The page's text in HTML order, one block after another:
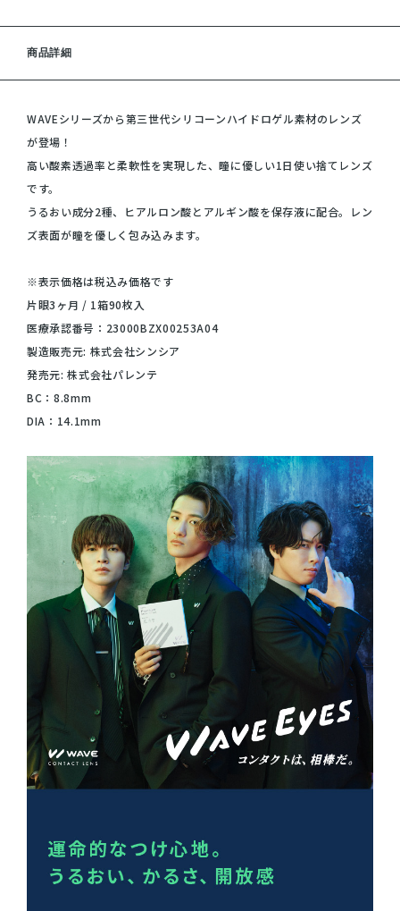
商品詳細
WAVEシリーズから第三世代シリコーンハイドロゲル素材のレンズ
が登場！
高い酸素透過率と柔軟性を実現した、瞳に優しい1日使い捨てレンズ
です。
うるおい成分2種、ヒアルロン酸とアルギン酸を保存液に配合。レン
ズ表面が瞳を優しく包み込みます。
※表示価格は税込み価格です
片眼3ヶ月 / 1箱90枚入
医療承認番号：23000BZX00253A04
製造販売元: 株式会社シンシア
発売元: 株式会社パレンテ
BC：8.8mm
DIA：14.1mm